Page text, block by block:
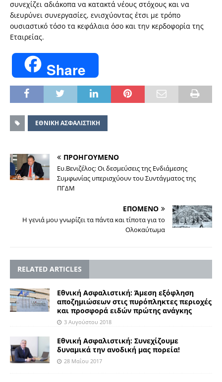
συνεχίζει αδιάκοπα να κατακτά νέους στόχους και να
διευρύνει συνεργασίες, ενισχύοντας έτσι με τρόπο
ουσιαστικό τόσο τα κεφάλαια όσο και την κερδοφορία της
Εταιρείας.
Share
ΕΘΝΙΚΗ ΑΣΦΑΛΙΣΤΙΚΗ
ΠΡΟΗΓΟΥΜΕΝΟ
Ευ.Βενιζέλος: Οι δεσμεύσεις της Ενδιάμεσης
Συμφωνίας υπερισχύουν του Συντάγματος της
ΠΓΔΜ
ΕΠΟΜΕΝΟ
Η γενιά μου γνωρίζει τα πάντα και τίποτα για το
Ολοκαύτωμα
RELATED ARTICLES
Εθνική Ασφαλιστική: Άμεση εξόφληση
αποζημιώσεων στις πυρόπληκτες περιοχές
και προσφορά ειδών πρώτης ανάγκης
3 Αυγούστου 2018
Εθνική Ασφαλιστική: Συνεχίζουμε
δυναμικά την ανοδική μας πορεία!
28 Μαΐου 2017